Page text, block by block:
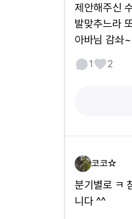
제안해주신
발맞추느라
아바님 감솨
1 2
코코☆
분기별로 ㅋ
니다 ^^